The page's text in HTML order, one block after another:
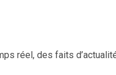
réel, des faits d’actualité